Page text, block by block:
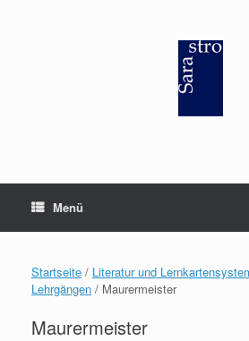
Menü
Startseite / Literatur und
Lehrgängen / Maurermeister
Maurermeister